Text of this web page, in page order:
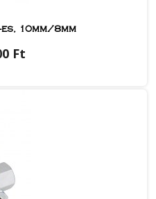
10mm/8mm
Ft